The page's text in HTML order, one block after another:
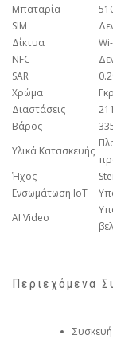
Μπαταρία
SIM
Δίκτυα
NFC
SAR
Χρώμα
Διαστάσεις
Βάρος
Υλικά Κατασκευής
Ήχος
Ενσωμάτωση IoT
AI Video
Περιεχόμενα
Συσκευή